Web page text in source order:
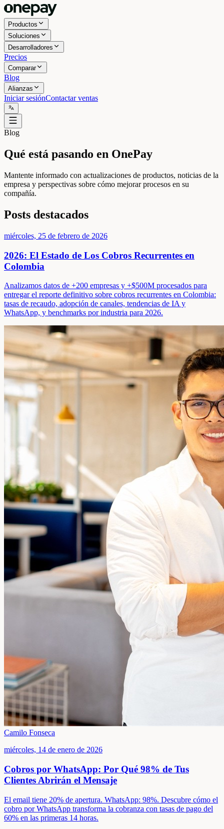
Productos
Soluciones
Desarrolladores
Precios
Comparar
Blog
Alianzas
Iniciar sesiónContactar ventas
Blog
Qué está pasando en OnePay
Mantente informado con actualizaciones de productos, noticias de la
empresa y perspectivas sobre cómo mejorar procesos en su
compañía.
Posts destacados
miércoles, 25 de febrero de 2026
2026: El Estado de Los Cobros Recurrentes en
Colombia
Analizamos datos de +200 empresas y +$500M procesados para
entregar el reporte definitivo sobre cobros recurrentes en Colombia:
tasas de recaudo, adopción de canales, tendencias de IA y
WhatsApp, y benchmarks por industria para 2026.
Camilo Fonseca
miércoles, 14 de enero de 2026
Cobros por WhatsApp: Por Qué 98% de Tus
Clientes Abrirán el Mensaje
El email tiene 20% de apertura. WhatsApp: 98%. Descubre cómo el
cobro por WhatsApp transforma la cobranza con tasas de pago del
60% en las primeras 14 horas.